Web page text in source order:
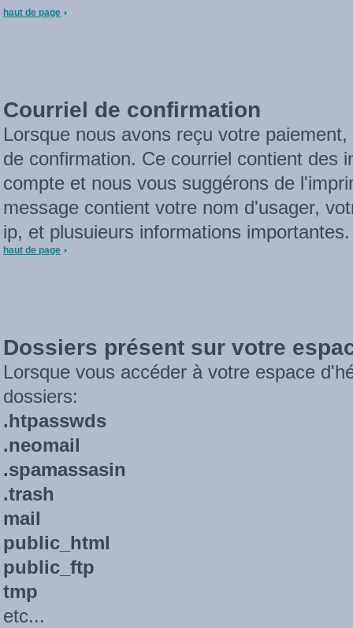
haut de page
Courriel de confirmation
Lorsque nous avons reçu votre
de confirmation. Ce courriel contient des
compte et nous vous suggérons de
message contient votre nom d'usager,
ip, et plusuieurs informations importantes.
haut de page
Dossiers présent sur votre
Lorsque vous accéder à votre espace
dossiers:
.htpasswds
.neomail
.spamassasin
.trash
mail
public_html
public_ftp
tmp
etc...